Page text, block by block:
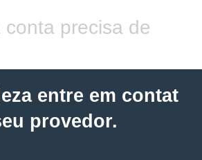
conta precisa de
entre em contat
provedor.